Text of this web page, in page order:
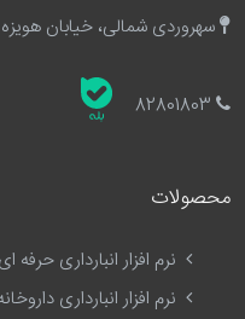
سهروردی شمالی، خیابان هویزه
محصولات
نرم افزار انبارداری حرفه ای
نرم افزار انبارداری